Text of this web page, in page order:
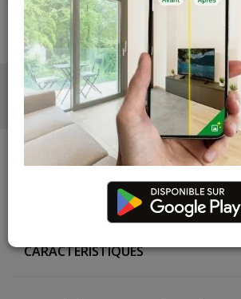
DESCRIPTIONPHOTOS
CARACTÉRISTIQUES